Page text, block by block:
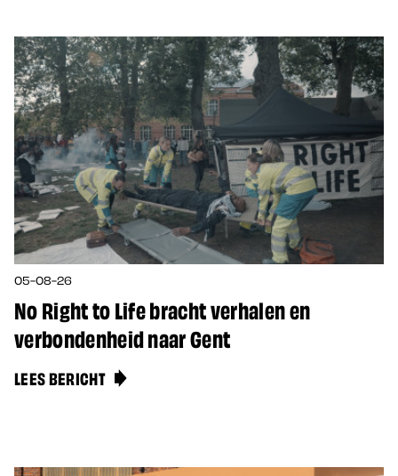
05-08-26
No Right to Life bracht verhalen en
verbondenheid naar Gent
LEES BERICHT